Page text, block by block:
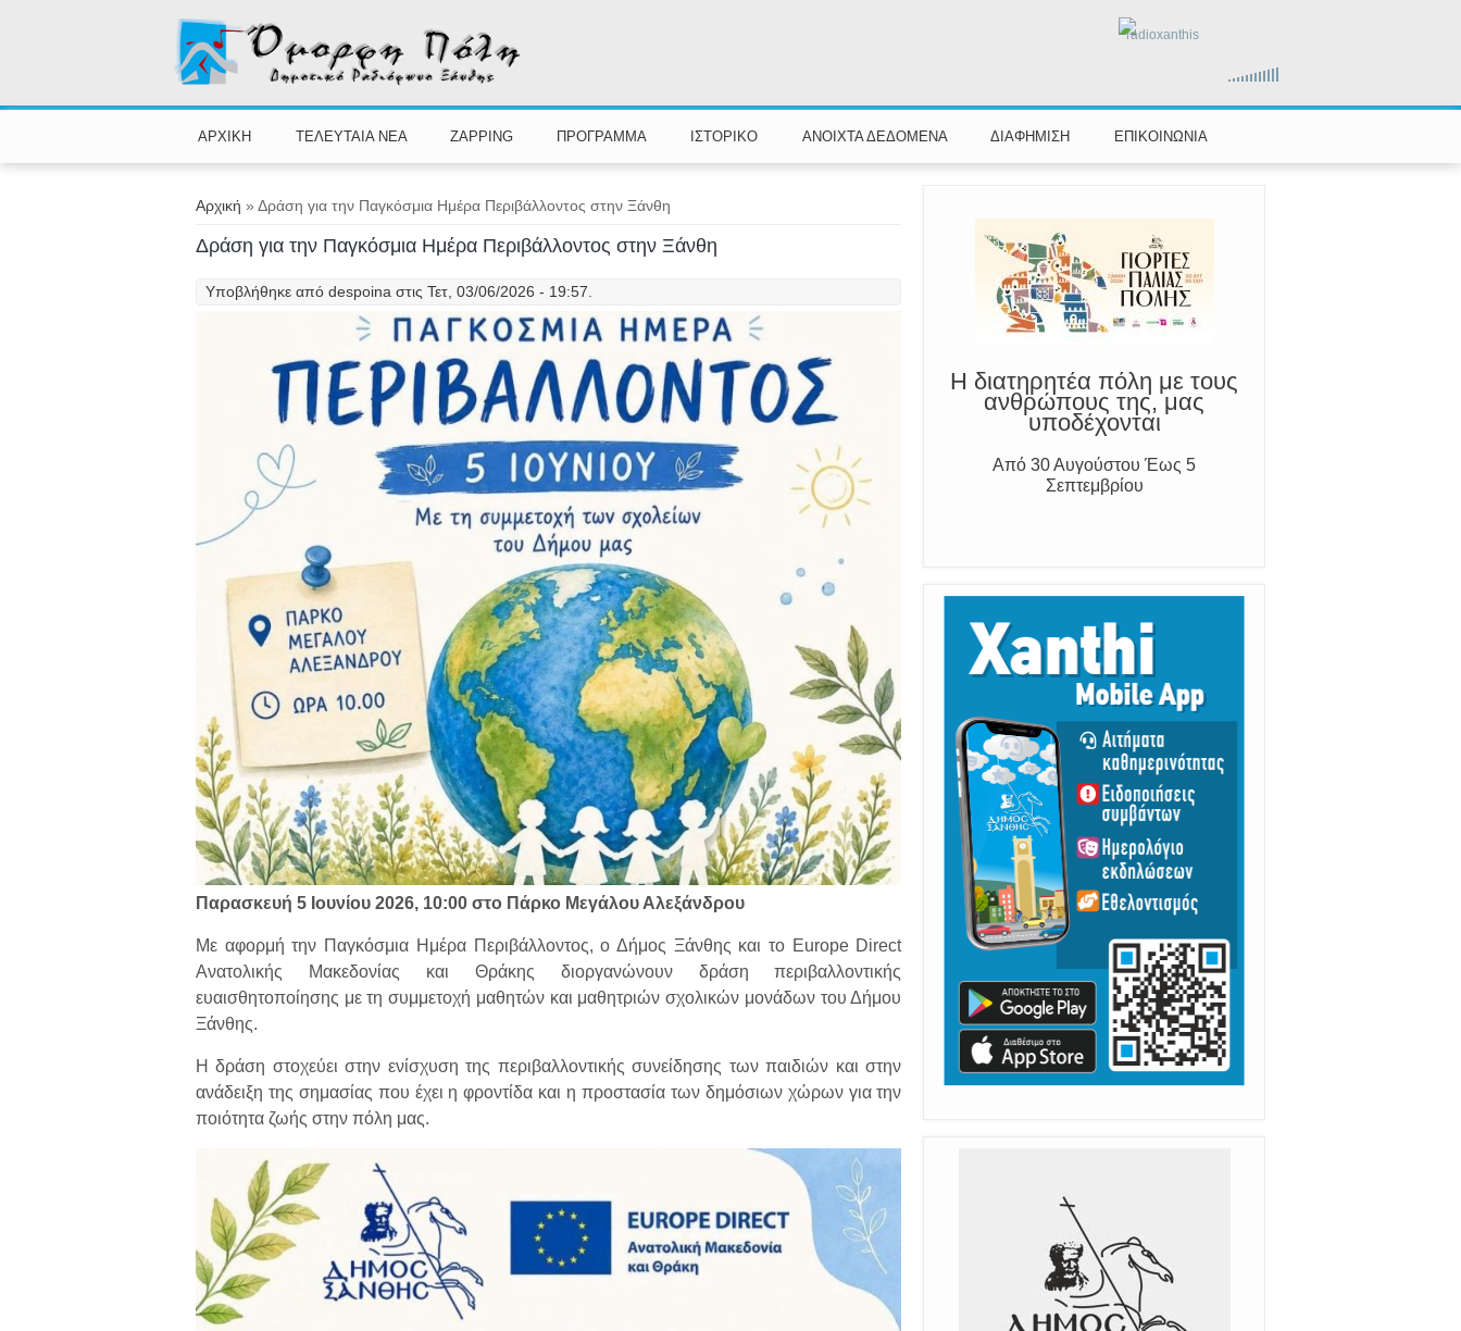
radioxanthis
ΑΡΧΙΚΗ ΤΕΛΕΥΤΑΙΑ ΝΕΑ ZAPPING ΠΡΟΓΡΑΜΜΑ ΙΣΤΟΡΙΚΟ ΑΝΟΙΧΤΑ ΔΕΔΟΜΕΝΑ ΔΙΑΦΗΜΙΣΗ ΕΠΙΚΟΙΝΩΝΙΑ
Είστε εδώ
Αρχική » Δράση για την Παγκόσμια Ημέρα Περιβάλλοντος στην Ξάνθη
Δράση για την Παγκόσμια Ημέρα Περιβάλλοντος στην Ξάνθη
Υποβλήθηκε από despoina στις Τετ, 03/06/2026 - 19:57.
Παρασκευή 5 Ιουνίου 2026, 10:00 στο Πάρκο Μεγάλου Αλεξάνδρου
Με αφορμή την Παγκόσμια Ημέρα Περιβάλλοντος, ο Δήμος Ξάνθης και το Europe Direct
Ανατολικής Μακεδονίας και Θράκης διοργανώνουν δράση περιβαλλοντικής
ευαισθητοποίησης με τη συμμετοχή μαθητών και μαθητριών σχολικών μονάδων του Δήμου
Ξάνθης.
Η δράση στοχεύει στην ενίσχυση της περιβαλλοντικής συνείδησης των παιδιών και στην
ανάδειξη της σημασίας που έχει η φροντίδα και η προστασία των δημόσιων χώρων για την
ποιότητα ζωής στην πόλη μας.
Η διατηρητέα πόλη με τους
ανθρώπους της, μας
Από 30 Αυγούστου Έως 5
Καλούμε Άμεσα την Πυροσβεστική στο
πληροφορίες